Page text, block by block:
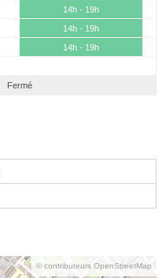
14h - 19h
14h - 19h
14h - 19h
Fermé
© contributeurs OpenStreetMap